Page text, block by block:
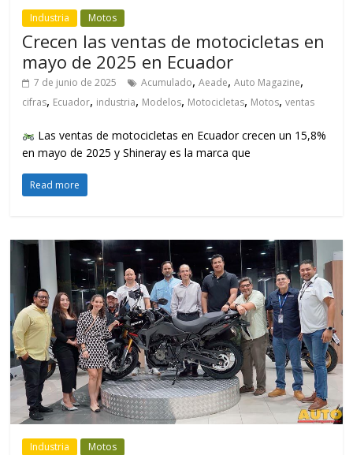
Industria Motos
Crecen las ventas de motocicletas en
mayo de 2025 en Ecuador
7 de junio de 2025 Acumulado,Aeade,Auto Magazine,
cifras, Ecuador, industria, Modelos, Motocicletas, Motos,ventas
Las ventas de motocicletas en Ecuador crecen un 15,8%
en mayo de 2025 y Shineray es la marca que
Read more
Industria Motos